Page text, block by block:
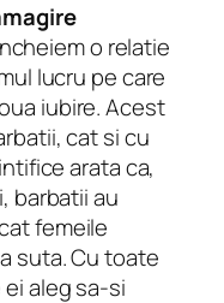
o relatie
lucru pe care
iubire. Acest
cat si cu
arata ca,
barbatii au
femeile
suta. Cu toate
aleg sa-si